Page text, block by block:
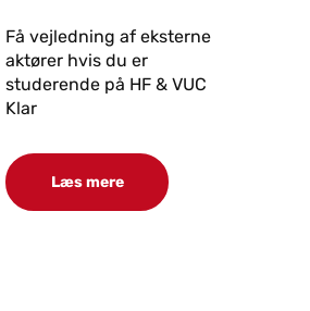
Få vejledning af eksterne
aktører hvis du er
studerende på HF & VUC
Klar
Læs mere